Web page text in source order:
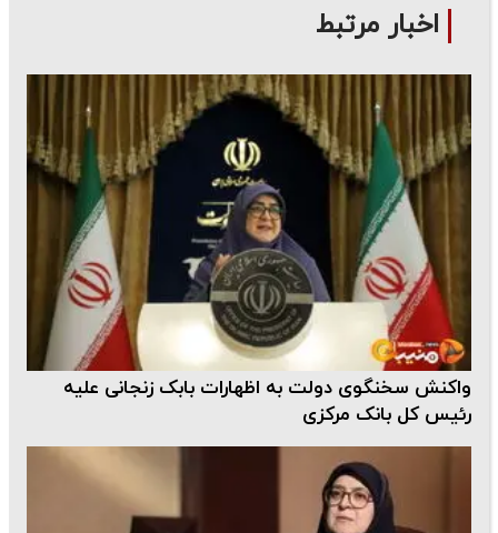
اخبار مرتبط
واکنش سخنگوی دولت به اظهارات بابک زنجانی علیه
رئیس کل بانک مرکزی